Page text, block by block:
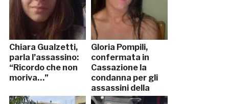
Chiara Gualzetti,
parla l’assassino:
“Ricordo che non
moriva…”
Gloria Pompili,
confermata in
Cassazione la
condanna per gli
assassini della
23enne